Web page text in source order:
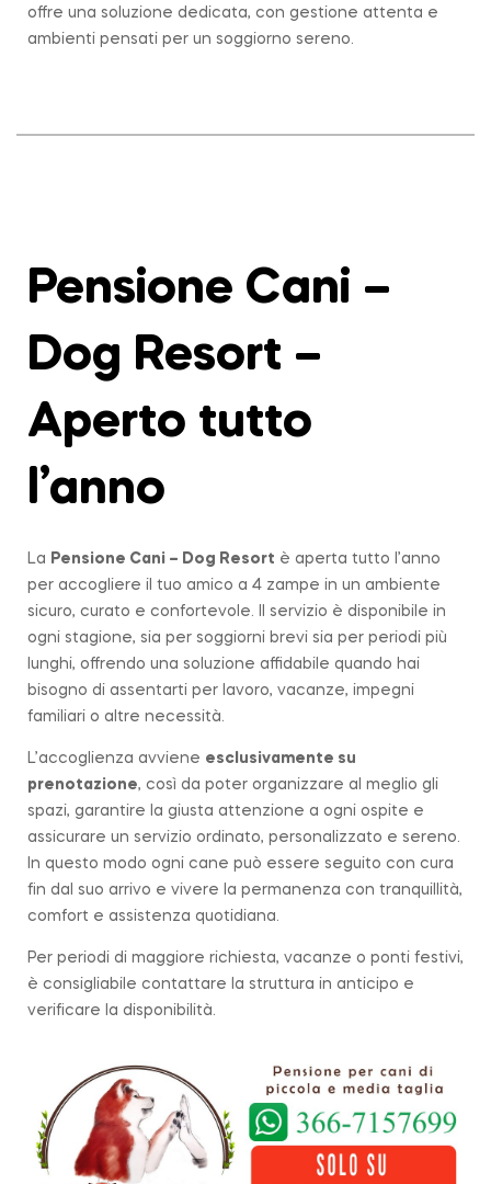
offre una soluzione dedicata, con gestione attenta e
ambienti pensati per un soggiorno sereno.
Pensione Cani –
Dog Resort –
Aperto tutto
l’anno
La Pensione Cani – Dog Resort è aperta tutto l’anno
per accogliere il tuo amico a 4 zampe in un ambiente
sicuro, curato e confortevole. Il servizio è disponibile in
ogni stagione, sia per soggiorni brevi sia per periodi più
lunghi, offrendo una soluzione affidabile quando hai
bisogno di assentarti per lavoro, vacanze, impegni
familiari o altre necessità.
L’accoglienza avviene esclusivamente su
prenotazione, così da poter organizzare al meglio gli
spazi, garantire la giusta attenzione a ogni ospite e
assicurare un servizio ordinato, personalizzato e sereno.
In questo modo ogni cane può essere seguito con cura
fin dal suo arrivo e vivere la permanenza con tranquillità,
comfort e assistenza quotidiana.
Per periodi di maggiore richiesta, vacanze o ponti festivi,
è consigliabile contattare la struttura in anticipo e
verificare la disponibilità.